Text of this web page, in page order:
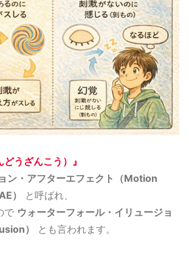
どうざんこう）』
ン・アフターエフェクト（Motion
）
と呼ばれ、
で ウォーターフォール・イリュージョ
）
とも言われます。